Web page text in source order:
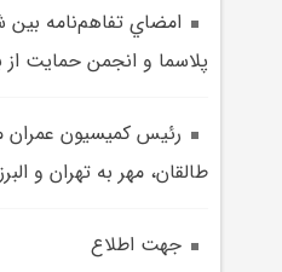
امضاي تفاهم‌نامه
پلاسما و انجمن حمايت از
رئيس کميسيون
طالقان، مهر به تهران و
جهت اطلاع